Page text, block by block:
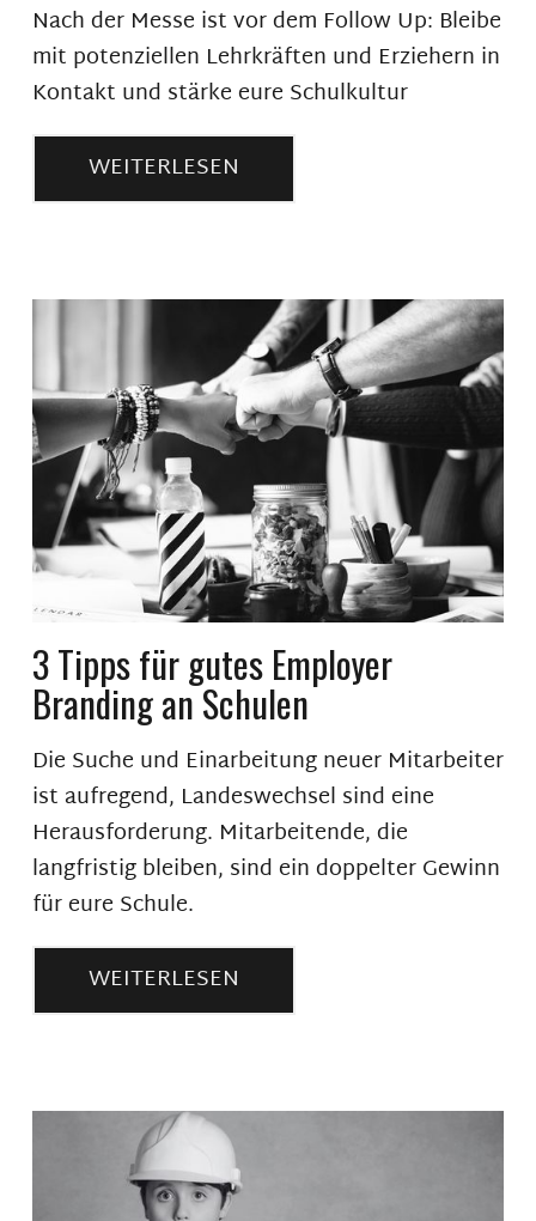
Nach der Messe ist vor dem Follow Up: Bleibe
mit potenziellen Lehrkräften und Erziehern in
Kontakt und stärke eure Schulkultur
WEITERLESEN
3 Tipps für gutes Employer
Branding an Schulen
Die Suche und Einarbeitung neuer Mitarbeiter
ist aufregend, Landeswechsel sind eine
Herausforderung. Mitarbeitende, die
langfristig bleiben, sind ein doppelter Gewinn
für eure Schule.
WEITERLESEN